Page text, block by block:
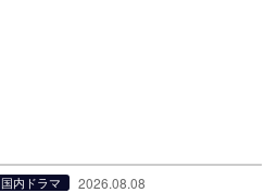
国内ドラマ 2026.08.08